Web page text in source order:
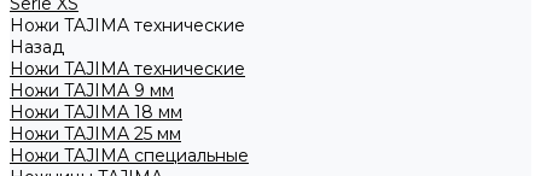
Ножи TAJIMA технические
Назад
Ножи TAJIMA технические
Ножи TAJIMA 9 мм
Ножи TAJIMA 18 мм
Ножи TAJIMA 25 мм
Ножи TAJIMA специальные